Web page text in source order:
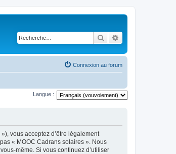
Rechercher
Connexion au forum
Langue :
vous acceptez d’être légalement
« MOOC Cadrans solaires ». Nous
même. Si vous continuez d’utiliser